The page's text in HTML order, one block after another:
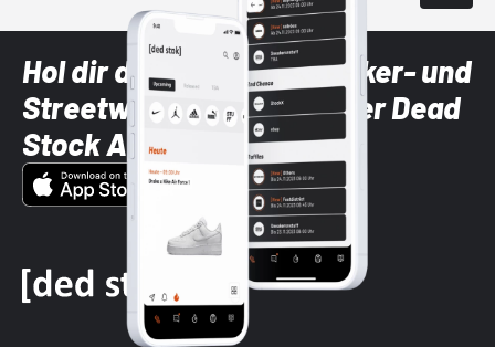
Hol dir die neuesten Sneaker- und
Streetwear-Brands mit der Dead
Stock App